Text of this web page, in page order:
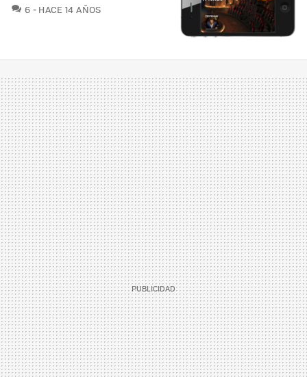
6 COMENTARIOS
HACE 14 AÑOS